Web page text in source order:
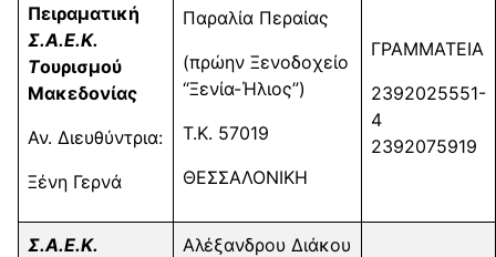
Πειραματική
Σ.Α.Ε.Κ.
Τουρισμού
Μακεδονίας
Αν. Διευθύντρια:
Ξένη Γερνά
Παραλία Περαίας
(πρώην Ξενοδοχείο
“Ξενία-Ήλιος”)
Τ.Κ. 57019
ΘΕΣΣΑΛΟΝΙΚΗ
ΓΡΑΜΜΑΤΕΙΑ
2392025551-
4
2392075919
Σ.Α.Ε.Κ.
Αλέξανδρου Διάκου